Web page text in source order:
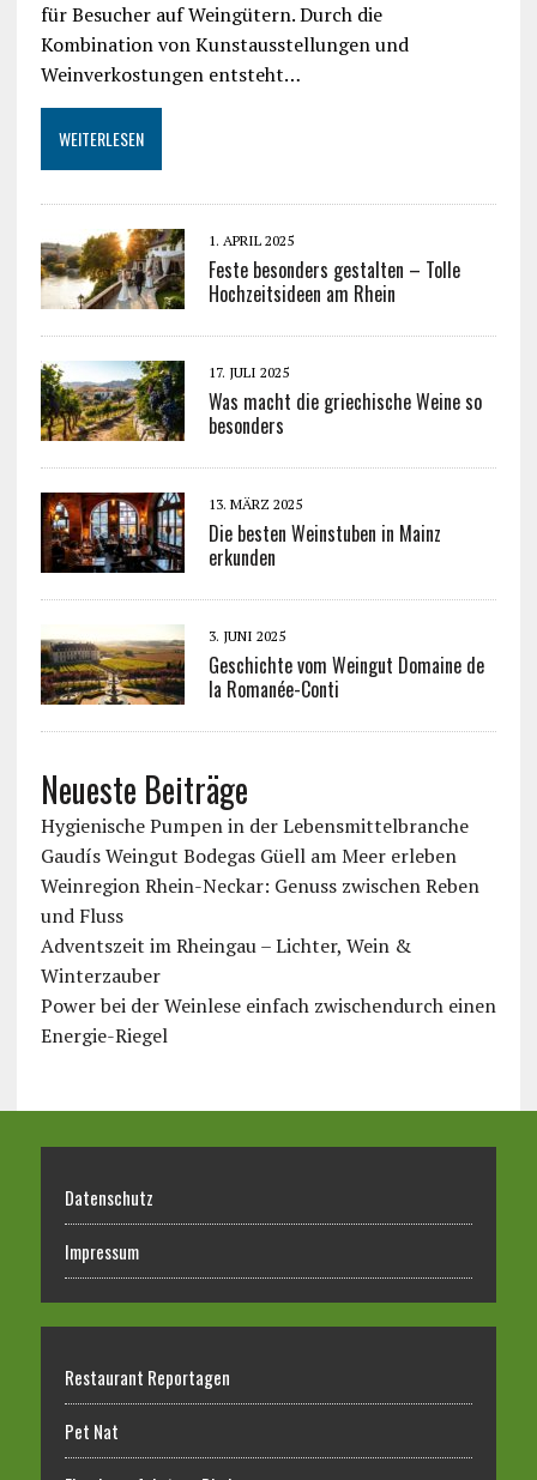
für Besucher auf Weingütern. Durch die
Kombination von Kunstausstellungen und
Weinverkostungen entsteht…
WEITERLESEN
1. APRIL 2025
Feste besonders gestalten – Tolle
Hochzeitsideen am Rhein
17. JULI 2025
Was macht die griechische Weine so
besonders
13. MÄRZ 2025
Die besten Weinstuben in Mainz
erkunden
3. JUNI 2025
Geschichte vom Weingut Domaine de
la Romanée-Conti
Neueste Beiträge
Hygienische Pumpen in der Lebensmittelbranche
Gaudís Weingut Bodegas Güell am Meer erleben
Weinregion Rhein-Neckar: Genuss zwischen Reben
und Fluss
Adventszeit im Rheingau – Lichter, Wein &
Winterzauber
Power bei der Weinlese einfach zwischendurch einen
Energie-Riegel
Datenschutz
Impressum
Restaurant Reportagen
Pet Nat